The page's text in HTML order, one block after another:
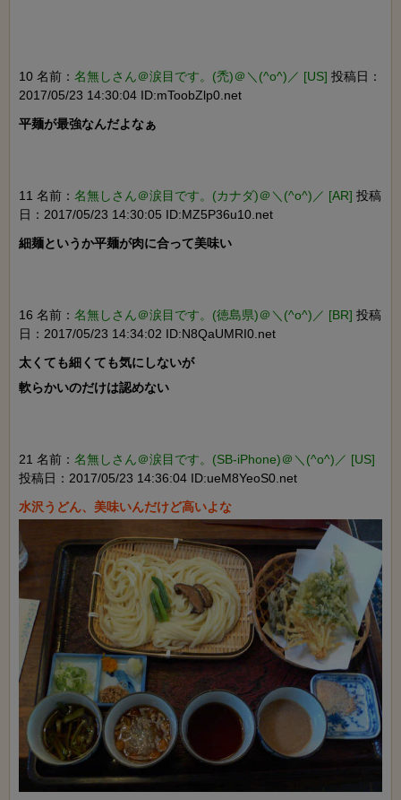
10 名前： 名無しさん＠涙目です。(禿)＠＼(^o^)／ [US] 投稿日：
2017/05/23 14:30:04 ID:mToobZlp0.net
平麺が最強なんだよなぁ
11 名前： 名無しさん＠涙目です。(カナダ)＠＼(^o^)／ [AR] 投稿
日：2017/05/23 14:30:05 ID:MZ5P36u10.net
細麺というか平麺が肉に合って美味い
16 名前： 名無しさん＠涙目です。(徳島県)＠＼(^o^)／ [BR] 投稿
日：2017/05/23 14:34:02 ID:N8QaUMRI0.net
太くても細くても気にしないが
軟らかいのだけは認めない
21 名前： 名無しさん＠涙目です。(SB-iPhone)＠＼(^o^)／ [US]
投稿日：2017/05/23 14:36:04 ID:ueM8YeoS0.net